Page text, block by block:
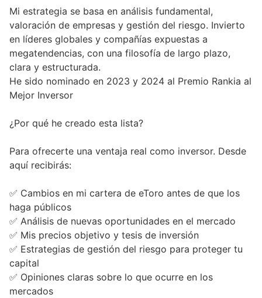
Mi estrategia se basa en análisis fundamental,
valoración de empresas y gestión del riesgo. Invierto
en líderes globales y compañías expuestas a
megatendencias, con una filosofía de largo plazo,
clara y estructurada.
He sido nominado en 2023 y 2024 al Premio Rankia al
Mejor Inversor
¿Por qué he creado esta lista?
Para ofrecerte una ventaja real como inversor. Desde
aquí recibirás:
✅ Cambios en mi cartera de eToro antes de que los
haga públicos
✅ Análisis de nuevas oportunidades en el mercado
✅ Mis precios objetivo y tesis de inversión
✅ Estrategias de gestión del riesgo para proteger tu
capital
✅ Opiniones claras sobre lo que ocurre en los
mercados